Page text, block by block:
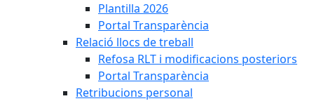
Plantilla 2026
Portal Transparència
Relació llocs de treball
Refosa RLT i modificacions posteriors
Portal Transparència
Retribucions personal